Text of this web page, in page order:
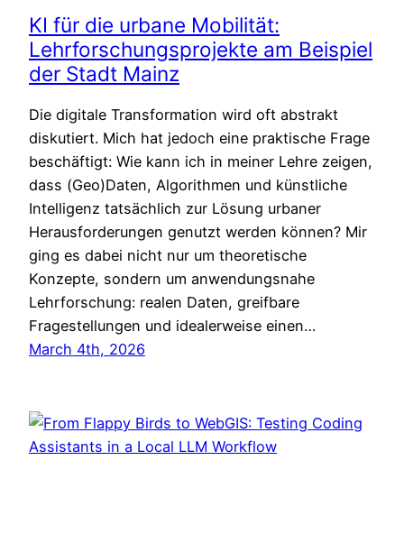
KI für die urbane Mobilität:
Lehrforschungsprojekte am Beispiel
der Stadt Mainz
Die digitale Transformation wird oft abstrakt
diskutiert. Mich hat jedoch eine praktische Frage
beschäftigt: Wie kann ich in meiner Lehre zeigen,
dass (Geo)Daten, Algorithmen und künstliche
Intelligenz tatsächlich zur Lösung urbaner
Herausforderungen genutzt werden können? Mir
ging es dabei nicht nur um theoretische
Konzepte, sondern um anwendungsnahe
Lehrforschung: realen Daten, greifbare
Fragestellungen und idealerweise einen…
March 4th, 2026